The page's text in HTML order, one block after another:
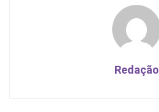
Redação